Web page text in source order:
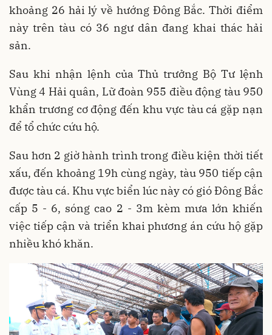
khoảng 26 hải lý về hướng Đông Bắc. Thời điểm
này trên tàu có 36 ngư dân đang khai thác hải
sản.
Sau khi nhận lệnh của Thủ trưởng Bộ Tư lệnh
Vùng 4 Hải quân, Lữ đoàn 955 điều động tàu 950
khẩn trương cơ động đến khu vực tàu cá gặp nạn
để tổ chức cứu hộ.
Sau hơn 2 giờ hành trình trong điều kiện thời tiết
xấu, đến khoảng 19h cùng ngày, tàu 950 tiếp cận
được tàu cá. Khu vực biển lúc này có gió Đông Bắc
cấp 5 - 6, sóng cao 2 - 3m kèm mưa lớn khiến
việc tiếp cận và triển khai phương án cứu hộ gặp
nhiều khó khăn.